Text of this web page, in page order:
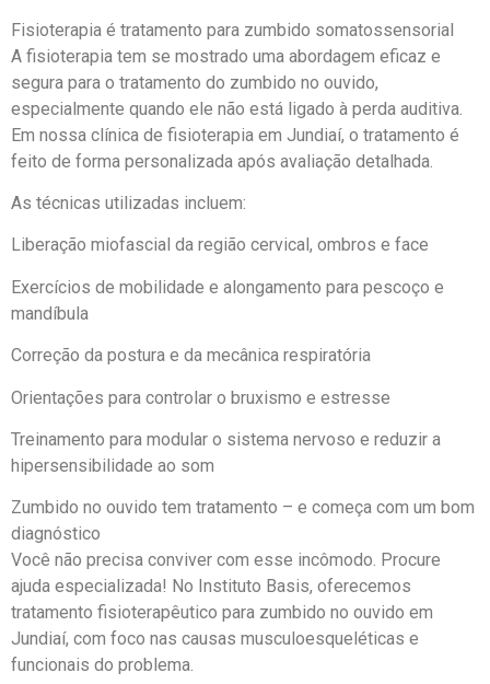
Fisioterapia é tratamento para zumbido somatossensorial
A fisioterapia tem se mostrado uma abordagem eficaz e
segura para o tratamento do zumbido no ouvido,
especialmente quando ele não está ligado à perda auditiva.
Em nossa clínica de fisioterapia em Jundiaí, o tratamento é
feito de forma personalizada após avaliação detalhada.
As técnicas utilizadas incluem:
Liberação miofascial da região cervical, ombros e face
Exercícios de mobilidade e alongamento para pescoço e
mandíbula
Correção da postura e da mecânica respiratória
Orientações para controlar o bruxismo e estresse
Treinamento para modular o sistema nervoso e reduzir a
hipersensibilidade ao som
Zumbido no ouvido tem tratamento – e começa com um bom
diagnóstico
Você não precisa conviver com esse incômodo. Procure
ajuda especializada! No Instituto Basis, oferecemos
tratamento fisioterapêutico para zumbido no ouvido em
Jundiaí, com foco nas causas musculoesqueléticas e
funcionais do problema.